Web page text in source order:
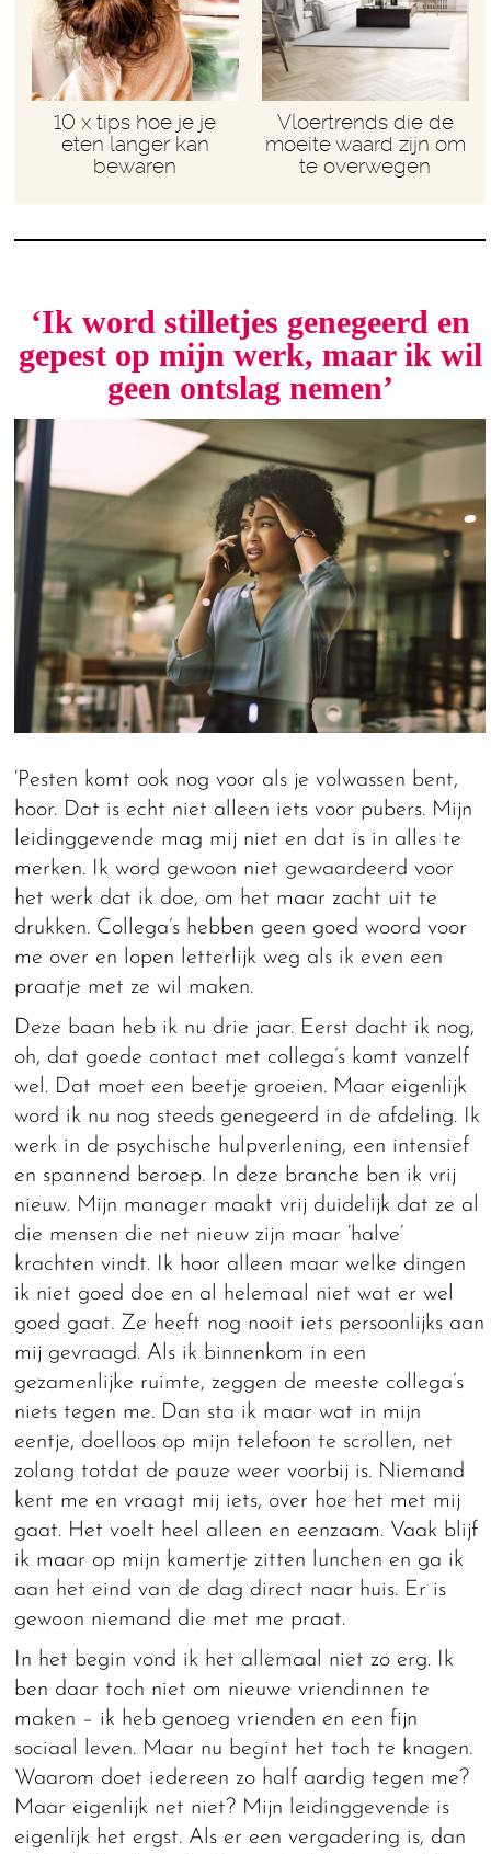
10 x tips hoe je je
eten langer kan
bewaren
Vloertrends die de
moeite waard zijn om
te overwegen
‘Ik word stilletjes genegeerd en
gepest op mijn werk, maar ik wil
geen ontslag nemen’
‘Pesten komt ook nog voor als je volwassen bent,
hoor. Dat is echt niet alleen iets voor pubers. Mijn
leidinggevende mag mij niet en dat is in alles te
merken. Ik word gewoon niet gewaardeerd voor
het werk dat ik doe, om het maar zacht uit te
drukken. Collega’s hebben geen goed woord voor
me over en lopen letterlijk weg als ik even een
praatje met ze wil maken.
Deze baan heb ik nu drie jaar. Eerst dacht ik nog,
oh, dat goede contact met collega’s komt vanzelf
wel. Dat moet een beetje groeien. Maar eigenlijk
word ik nu nog steeds genegeerd in de afdeling. Ik
werk in de psychische hulpverlening, een intensief
en spannend beroep. In deze branche ben ik vrij
nieuw. Mijn manager maakt vrij duidelijk dat ze al
die mensen die net nieuw zijn maar ‘halve’
krachten vindt. Ik hoor alleen maar welke dingen
ik niet goed doe en al helemaal niet wat er wel
goed gaat. Ze heeft nog nooit iets persoonlijks aan
mij gevraagd. Als ik binnenkom in een
gezamenlijke ruimte, zeggen de meeste collega’s
niets tegen me. Dan sta ik maar wat in mijn
eentje, doelloos op mijn telefoon te scrollen, net
zolang totdat de pauze weer voorbij is. Niemand
kent me en vraagt mij iets, over hoe het met mij
gaat. Het voelt heel alleen en eenzaam. Vaak blijf
ik maar op mijn kamertje zitten lunchen en ga ik
aan het eind van de dag direct naar huis. Er is
gewoon niemand die met me praat.
In het begin vond ik het allemaal niet zo erg. Ik
ben daar toch niet om nieuwe vriendinnen te
maken – ik heb genoeg vrienden en een fijn
sociaal leven. Maar nu begint het toch te knagen.
Waarom doet iedereen zo half aardig tegen me?
Maar eigenlijk net niet? Mijn leidinggevende is
eigenlijk het ergst. Als er een vergadering is, dan